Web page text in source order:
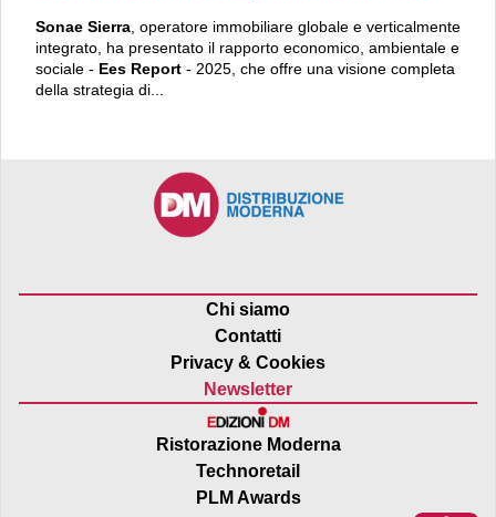
Sonae Sierra , operatore immobiliare globale e verticalmente
integrato, ha presentato il rapporto economico, ambientale e
sociale - Ees Report - 2025, che offre una visione completa
della strategia di...
Chi siamo
Contatti
Privacy & Cookies
Newsletter
Ristorazione Moderna
Technoretail
PLM Awards